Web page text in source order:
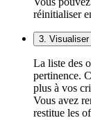
réinitialiser
3.
La liste des
pertinence.
plus à vos
Vous avez
restitue les